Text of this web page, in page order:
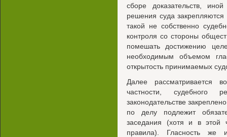
сборе доказательств,
решения суда
такой не собственно
контроля со стороны
помешать достижению
необходимым объемом
открытость принимаемых
Далее рассматривается
частности,
законодательстве
по делу подлежит
заседания (хотя и в этой
правила). Гласность же